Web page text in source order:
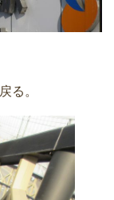
る。